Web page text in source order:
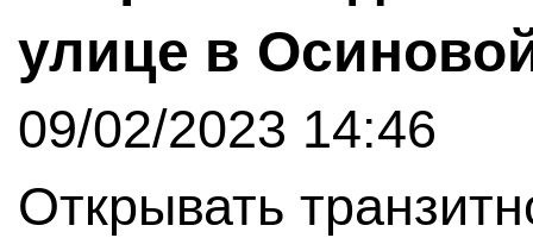
улице в
09/02/2023 14:46
Открывать